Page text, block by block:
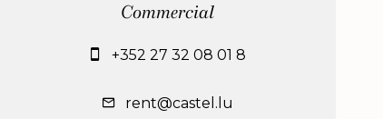
Commercial
+352 27 32 08 01 8
rent@castel.lu